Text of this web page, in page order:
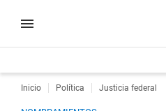
Inicio Política Justicia federal